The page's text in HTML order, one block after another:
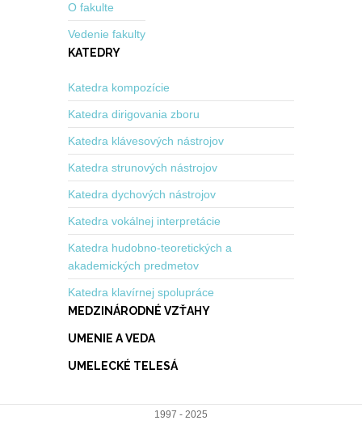
O fakulte
Vedenie fakulty
KATEDRY
Katedra kompozície
Katedra dirigovania zboru
Katedra klávesových nástrojov
Katedra strunových nástrojov
Katedra dychových nástrojov
Katedra vokálnej interpretácie
Katedra hudobno-teoretických a
akademických predmetov
Katedra klavírnej spolupráce
MEDZINÁRODNÉ VZŤAHY
UMENIE A VEDA
UMELECKÉ TELESÁ
1997 - 2025